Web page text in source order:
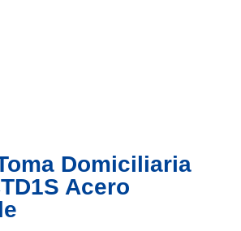
Domiciliaria
Acero